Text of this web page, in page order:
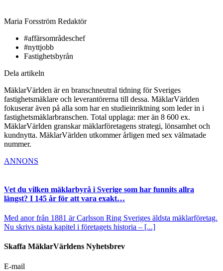
Maria Forsström Redaktör
#affärsområdeschef
#nyttjobb
Fastighetsbyrån
Dela artikeln
MäklarVärlden är en branschneutral tidning för Sveriges
fastighetsmäklare och leverantörerna till dessa. MäklarVärlden
fokuserar även på alla som har en studieinriktning som leder in i
fastighetsmäklarbranschen. Total upplaga: mer än 8 600 ex.
MäklarVärlden granskar mäklarföretagens strategi, lönsamhet och
kundnytta. MäklarVärlden utkommer årligen med sex välmatade
nummer.
ANNONS
Vet du vilken mäklarbyrå i Sverige som har funnits allra
längst? I 145 år för att vara exakt…
Med anor från 1881 är Carlsson Ring Sveriges äldsta mäklarföretag.
Nu skrivs nästa kapitel i företagets historia – [...]
Skaffa MäklarVärldens Nyhetsbrev
E-mail